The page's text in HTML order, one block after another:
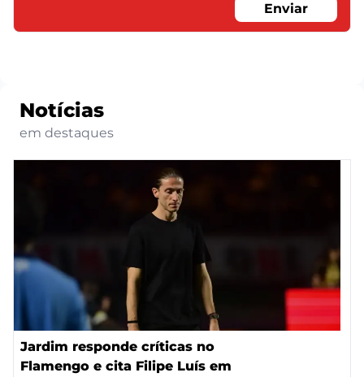
Enviar
Notícias
em destaques
Jardim responde críticas no
Flamengo e cita Filipe Luís em